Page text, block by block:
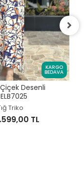
KARGO
BEDAVA
Desenli
Triko
TL